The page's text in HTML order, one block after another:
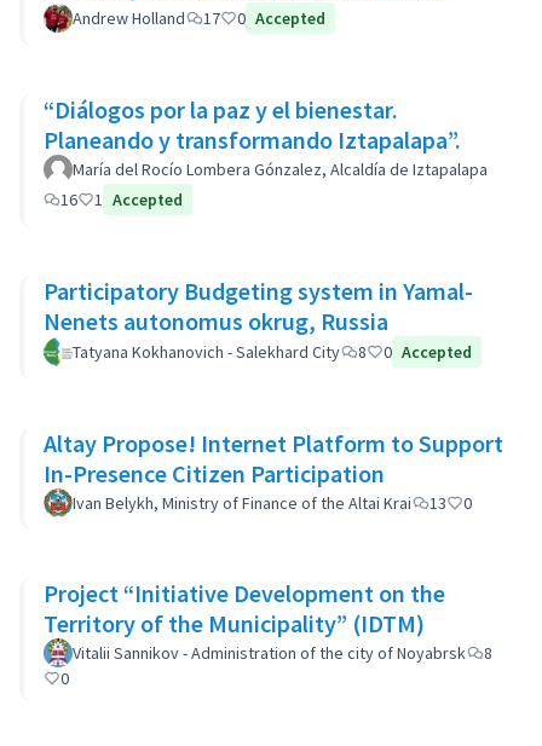
Andrew Holland 17 0 Accepted
“Diálogos por la paz y el bienestar.
Planeando y transformando Iztapalapa”.
María del Rocío Lombera Gónzalez, Alcaldía de Iztapalapa
16
1 Accepted
Participatory Budgeting system in Yamal-
Nenets autonomus okrug, Russia
Tatyana Kokhanovich - Salekhard City 8 0 Accepted
Altay Propose! Internet Platform to Support
In-Presence Citizen Participation
Ivan Belykh, Ministry of Finance of the Altai Krai 13 0
Project “Initiative Development on the
Territory of the Municipality” (IDTM)
Vitalii Sannikov - Administration of the city of Noyabrsk
8
0